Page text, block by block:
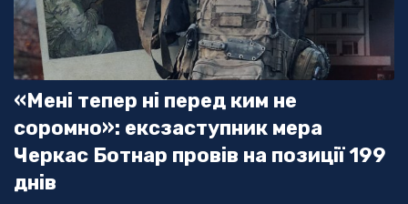
«Мені тепер ні перед ким не
соромно»: ексзаступник мера
Черкас Ботнар провів на позиції 199
днів